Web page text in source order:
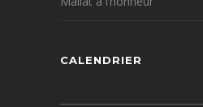
CALENDRIER